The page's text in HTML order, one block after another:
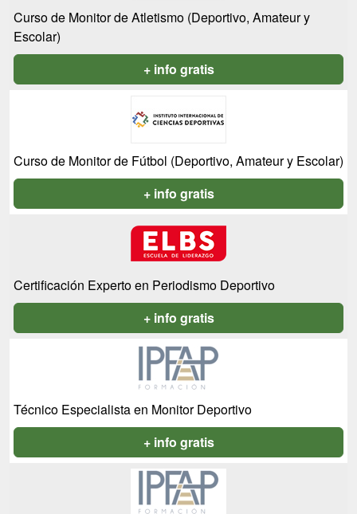
Curso de Monitor de Atletismo (Deportivo, Amateur y
Escolar)
+ info gratis
Curso de Monitor de Fútbol (Deportivo, Amateur y Escolar)
+ info gratis
Certificación Experto en Periodismo Deportivo
+ info gratis
Técnico Especialista en Monitor Deportivo
+ info gratis